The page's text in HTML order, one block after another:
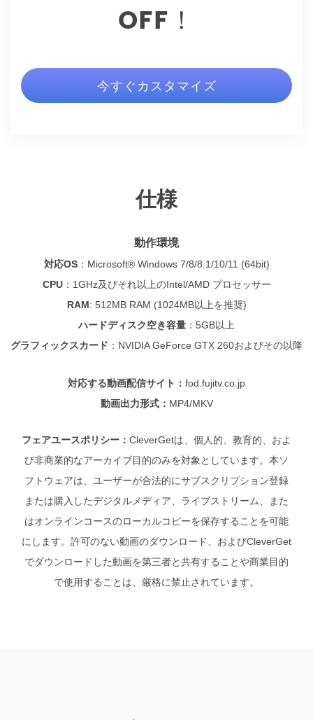
OFF！
今すぐカスタマイズ
仕様
動作環境
対応OS： Microsoft® Windows 7/8/8.1/10/11 (64bit)
CPU： 1GHz及びそれ以上のIntel/AMD プロセッサー
RAM: 512MB RAM (1024MB以上を推奨)
ハードディスク空き容量 ： 5GB以上
グラフィックスカード ：NVIDIA GeForce GTX 260およびその以降
対応する動画配信サイト： fod.fujitv.co.jp
動画出力形式： MP4/MKV
フェアユースポリシー： CleverGetは、個人的、教育的、およ
び非商業的なアーカイブ目的のみを対象としています。本ソ
フトウェアは、ユーザーが合法的にサブスクリプション登録
または購入したデジタルメディア、ライブストリーム、また
はオンラインコースのローカルコピーを保存することを可能
にします。許可のない動画のダウンロード、およびCleverGet
でダウンロードした動画を第三者と共有することや商業目的
で使用することは、厳格に禁止されています。